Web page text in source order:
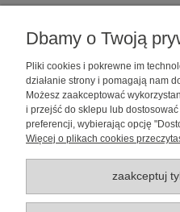
Moje
O
Sklep dla psów caniLOVE| NIP:
010 Krzywiń, woj.
Realizacja:Centrum Usług E-
Dbamy o Twoją
Pliki cookies i pokrewne im
działanie strony i pomagają nam
Możesz zaakceptować
i przejść do sklepu lub
preferencji, wybierając opcję
Więcej o plikach cookies
zaakceptuj